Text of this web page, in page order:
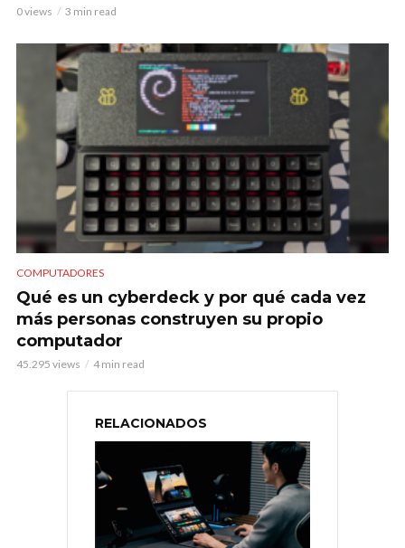
0 views 3 min read
COMPUTADORES
Qué es un cyberdeck y por qué cada vez
más personas construyen su propio
computador
45.295 views 4 min read
RELACIONADOS